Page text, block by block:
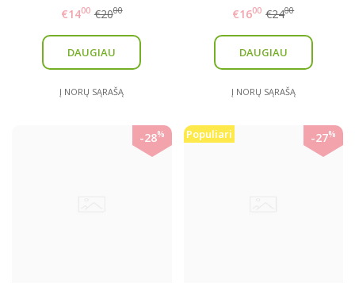
€1400 €2000
DAUGIAU
Į NORŲ SĄRAŠĄ
€1600 €2400
DAUGIAU
Į NORŲ SĄRAŠĄ
-28% Populiari -27%